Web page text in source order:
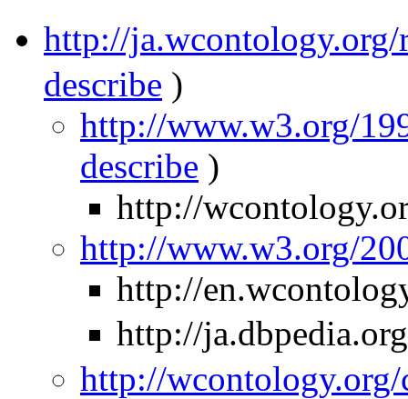
http://
describe )
http://www.w3.org/
describe )
http://
http://www.w3.org/
http://
http://
http://wcontology.org/